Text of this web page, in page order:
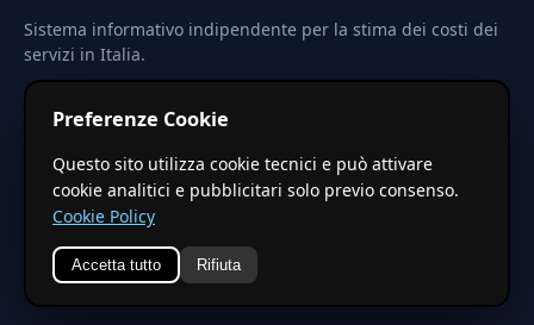
Sistema informativo indipendente per la stima dei costi dei
servizi in Italia.
Le stime pubblicate sono calcolate tramite coefficienti
territoriali regionali applicati a valori base nazionali. Non
costituiscono preventivo ufficiale.
© 2026 Aequilibrium — Un progetto di vxd.mobi
Preferenze Cookie
Questo sito utilizza cookie tecnici e può attivare
cookie analitici e pubblicitari solo previo consenso.
Cookie Policy
Accetta tutto Rifiuta